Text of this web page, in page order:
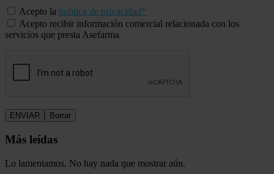
Acepto la política de privacidad*
Acepto recibir información comercial relacionada con los
servicios que presta Asefarma
Más leídas
Lo lamentamos. No hay nada que mostrar aún.